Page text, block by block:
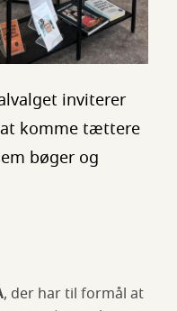
inviterer
komme tættere
bøger og
, der har til formål at